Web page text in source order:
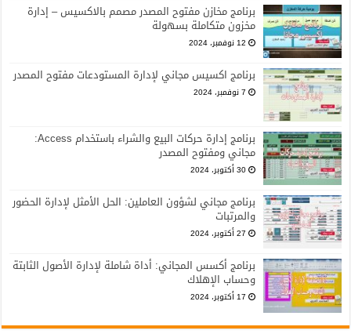
برنامج مخازن مفتوح المصدر مصمم بالاكسيس – إدارة
مخزون متكاملة بسهولة
12 نوفمبر، 2024
برنامج اكسيس مجاني لإدارة المستودعات مفتوح المصدر
7 نوفمبر، 2024
برنامج إدارة حركات البيع والشراء باستخدام Access:
مجاني ومفتوح المصدر
30 أكتوبر، 2024
برنامج مجاني لشؤون العاملين: الحل الأمثل لإدارة الحضور
والمرتبات
27 أكتوبر، 2024
برنامج أكسس المجاني: أداة شاملة لإدارة الأصول الثابتة
وحساب الإهلاك
17 أكتوبر، 2024